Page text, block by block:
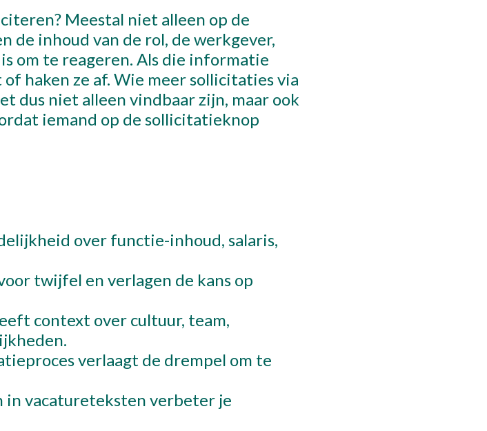
Over ons
Contact
Meestal niet alleen op de
inhoud van de rol, de werkgever,
om te reageren. Als die informatie
haken ze af. Wie meer sollicitaties via
dus niet alleen vindbaar zijn, maar ook
iemand op de sollicitatieknop
over functie-inhoud, salaris,
twijfel en verlagen de kans op
context over cultuur, team,
verlaagt de drempel om te
in vacatureteksten verbeter je